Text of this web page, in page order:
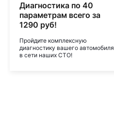
Диагностика по 40
параметрам всего за
1290 руб!
Пройдите комплексную
диагностику вашего автомобиля
в сети наших СТО!